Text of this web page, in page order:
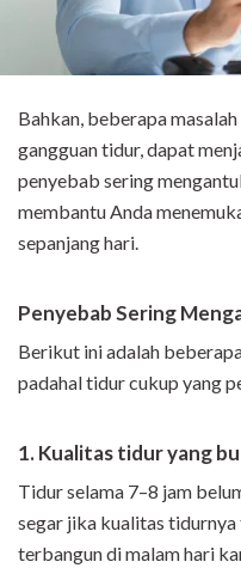
Bahkan, beberapa
gangguan tidur, dapat
penyebab sering
membantu Anda
sepanjang hari.
Penyebab Sering
Berikut ini adalah
padahal tidur cukup yang
1. Kualitas tidur yang
Tidur selama 7–8 jam
segar jika kualitas
terbangun di malam hari